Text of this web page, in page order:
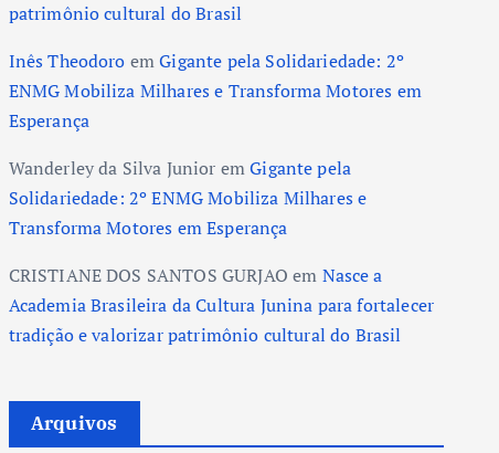
patrimônio cultural do Brasil
Inês Theodoro emGigante pela Solidariedade: 2º
ENMG Mobiliza Milhares e Transforma Motores em
Esperança
Wanderley da Silva Junior emGigante pela
Solidariedade: 2º ENMG Mobiliza Milhares e
Transforma Motores em Esperança
CRISTIANE DOS SANTOS GURJAO em Nasce a
Academia Brasileira da Cultura Junina para fortalecer
tradição e valorizar patrimônio cultural do Brasil
Arquivos